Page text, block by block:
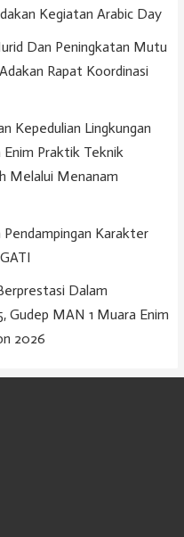
Kegiatan Arabic Day
Dan Peningkatan Mutu
Rapat Koordinasi
Kepedulian Lingkungan
Praktik Teknik
Melalui Menanam
Karakter
Dalam
Gudep MAN 1 Muara Enim
2026